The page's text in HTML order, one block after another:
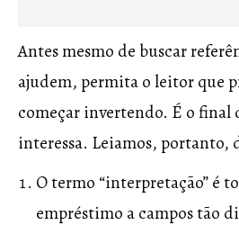
Antes mesmo de buscar
ajudem, permita o leitor que
começar invertendo. É o final
interessa. Leiamos, portanto,
O termo “interpretação” é
empréstimo a campos tão